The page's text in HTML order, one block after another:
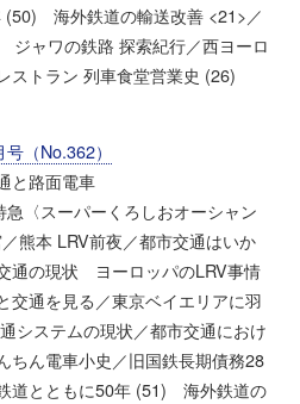
(50) 海外鉄道の輸送改善 <21>／
ャワの鉄路 探索紀行／西ヨーロ
ストラン 列車食堂営業史 (26)
（No.362）
と路面電車
〈スーパーくろしおオーシャン
熊本 LRV前夜／都市交通はいか
通の現状 ヨーロッパのLRV事情
交通を見る／東京ベイエリアに羽
システムの現状／都市交通におけ
ちん電車小史／旧国鉄長期債務28
道とともに50年 (51) 海外鉄道の